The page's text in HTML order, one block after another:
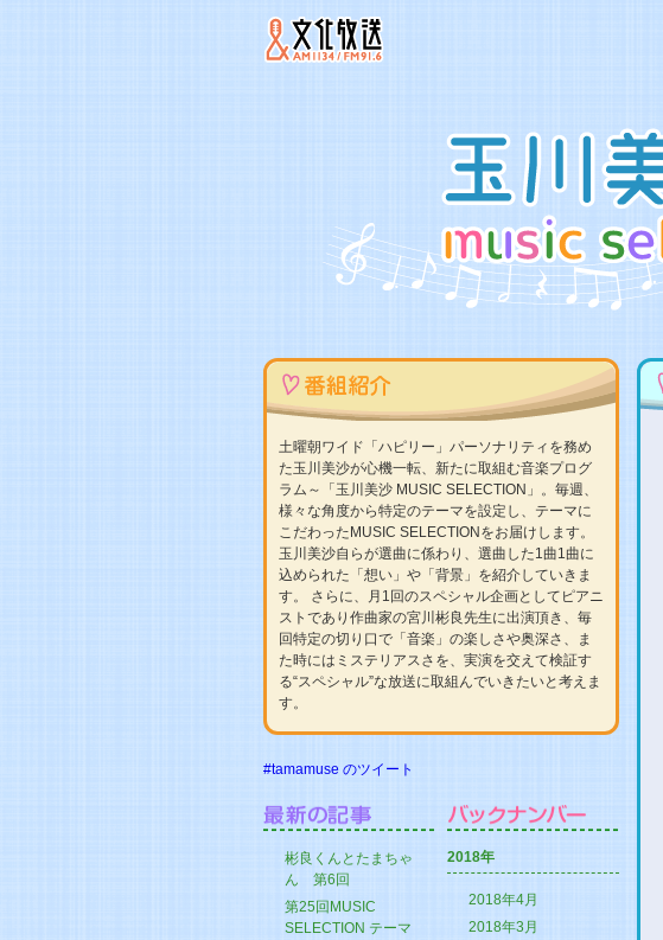
土曜朝ワイド「ハピリー」パーソナリティを務め
た玉川美沙が心機一転、新たに取組む音楽プログ
ラム～「玉川美沙 MUSIC SELECTION」。毎週、
様々な角度から特定のテーマを設定し、テーマに
こだわったMUSIC SELECTIONをお届けします。
玉川美沙自らが選曲に係わり、選曲した1曲1曲に
込められた「想い」や「背景」を紹介していきま
す。 さらに、月1回のスペシャル企画としてピアニ
ストであり作曲家の宮川彬良先生に出演頂き、毎
回特定の切り口で「音楽」の楽しさや奥深さ、ま
た時にはミステリアスさを、実演を交えて検証す
る“スペシャル”な放送に取組んでいきたいと考えま
す。
#tamamuse のツイート
彬良くんとたまちゃ
ん 第6回
第25回MUSIC
SELECTION テーマ
2018年
2018年4月
2018年3月